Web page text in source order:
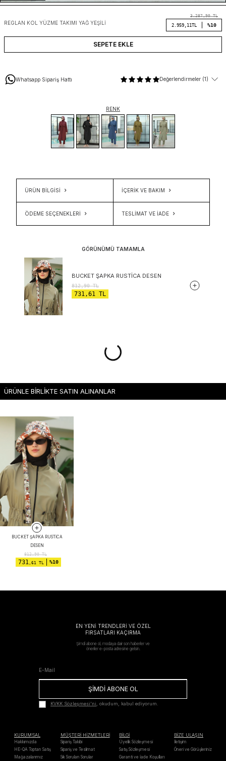
REGLAN KOL YÜZME TAKIMI YAĞ YEŞILI
3.287,90TL
2.959,11 TL %10
SEPETE EKLE
Whatsapp Sipariş Hattı Değerlendirmeler (1)
RENK
ÜRÜN BİLGİSİ İÇERIK VE BAKIM
ÖDEME SEÇENEKLERI TESLIMAT VE İADE
GÖRÜNÜMÜ TAMAMLA
BUCKET ŞAPKA RUSTICA DESEN
812,90TL
731,61 TL
ÜRÜNLE BİRLİKTE SATIN ALINANLAR
BUCKET ŞAPKA RUSTICA
DESEN
812,90TL
731,61 TL %10
EN YENİ TRENDLERİ VE ÖZEL
FIRSATLARI KAÇIRMA
Şimdi abone ol, modaya dair son haberler ve
öneriler e-posta adresine gelsin.
ŞİMDİ ABONE OL
KVKK Sözleşmesi'ni, okudum, kabul ediyorum.
KURUMSAL
Hakkımızda
HE-QA Toptan Satış
Mağazalarımız
MÜŞTERİ HİZMETLERİ
Sipariş Takibi
Sipariş ve Teslimat
Sık Sorulan Sorular
BİLGİ
Üyelik Sözleşmesi
Satış Sözleşmesi
Garanti ve İade Koşulları
BİZE ULAŞIN
İletişim
Öneri ve Görüşleriniz